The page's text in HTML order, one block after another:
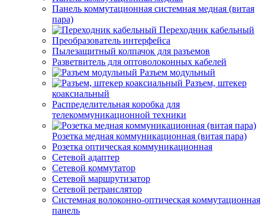
Панель коммутационная системная медная (витая
пара)
Переходник кабельный
Преобразователь интерфейса
Пылезащитный колпачок для разъемов
Разветвитель для оптоволоконных кабелей
Разъем модульный
Разъем, штекер
коаксиальный
Распределительная коробка для
телекоммуникационной техники
Розетка медная коммуникационная (витая пара)
Розетка оптическая коммуникационная
Сетевой адаптер
Сетевой коммутатор
Сетевой маршрутизатор
Сетевой ретранслятор
Системная волоконно-оптическая коммутационная
панель